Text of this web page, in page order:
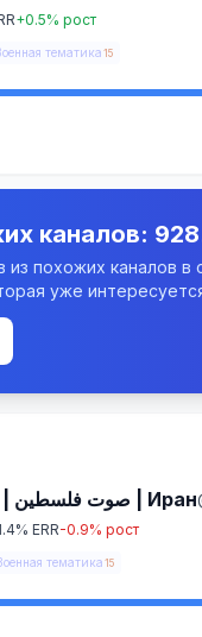
+0.5% рост
тематика 15
каналов:
из похожих каналов в
уже
Голос Палестины 🇵🇸 | صوت فلسطين | Иран
ERR-0.9% рост
тематика 15